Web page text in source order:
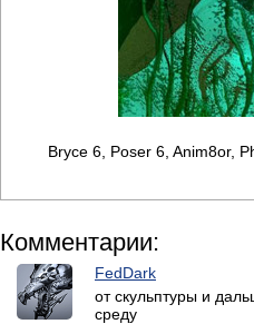
Bryce 6, Poser 6, Anim8or,
Комментарии:
FedDark
от скульптуры и
среду